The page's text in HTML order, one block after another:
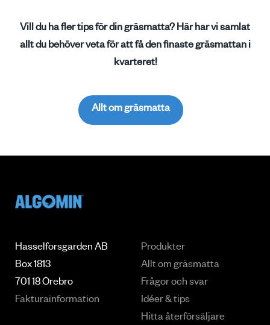
Vill du ha fler tips för din gräsmatta? Här har vi samlat
allt du behöver veta för att få den finaste gräsmattan i
kvarteret!
Allt om gräsmatta
Hasselforsgarden AB
Box 1813
701 18 Örebro
Fakturainformation
Produkter
Allt om gräsmatta
Frågor och svar
Idéer & tips
Hitta återförsäljare